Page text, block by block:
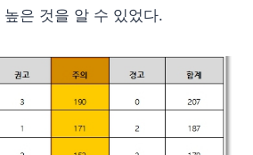
높은 것을 알 수 있었다.